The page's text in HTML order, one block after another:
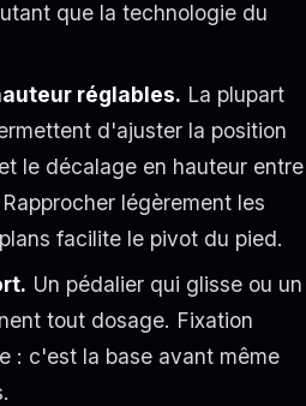
que la technologie du
réglables. La plupart
d'ajuster la position
le décalage en hauteur entre
légèrement les
facilite le pivot du pied.
Un pédalier qui glisse ou un
tout dosage. Fixation
: c'est la base avant même